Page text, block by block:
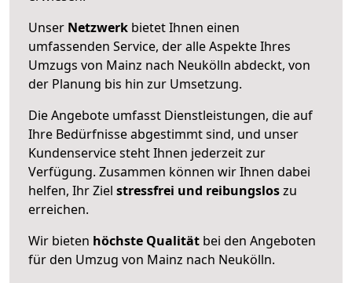
Unser Netzwerk bietet Ihnen einen
umfassenden Service, der alle Aspekte Ihres
Umzugs von Mainz nach Neukölln abdeckt, von
der Planung bis hin zur Umsetzung.
Die Angebote umfasst Dienstleistungen, die auf
Ihre Bedürfnisse abgestimmt sind, und unser
Kundenservice steht Ihnen jederzeit zur
Verfügung. Zusammen können wir Ihnen dabei
helfen, Ihr Ziel stressfrei und reibungsloszu
erreichen.
Wir bieten höchste Qualität bei den Angeboten
für den Umzug von Mainz nach Neukölln.